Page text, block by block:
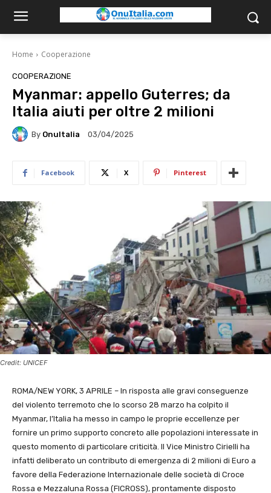
Home Cooperazione
COOPERAZIONE
Myanmar: appello Guterres; da
Italia aiuti per oltre 2 milioni
By OnuItalia 03/04/2025
Facebook X Pinterest
Credit: UNICEF
ROMA/NEW YORK, 3 APRILE – In risposta alle gravi conseguenze
del violento terremoto che lo scorso 28 marzo ha colpito il
Myanmar, l’Italia ha messo in campo le proprie eccellenze per
fornire un primo supporto concreto alle popolazioni interessate in
questo momento di particolare criticità. Il Vice Ministro Cirielli ha
infatti deliberato un contributo di emergenza di 2 milioni di Euro a
favore della Federazione Internazionale delle società di Croce
Rossa e Mezzaluna Rossa (FICROSS), prontamente disposto